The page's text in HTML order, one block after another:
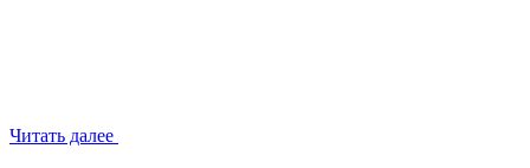
Читать далее